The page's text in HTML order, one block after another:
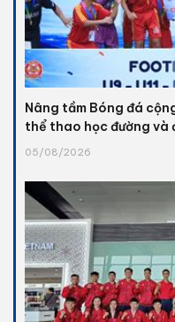
Nâng tầm Bóng đá
thể thao học đường và
05/08/2026